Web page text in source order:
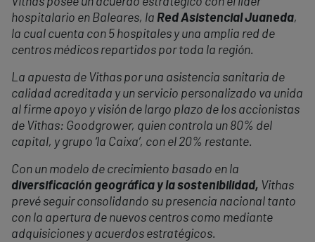
hospitalario en Baleares, la Red Asistencial Juaneda,
la cual cuenta con 5 hospitales y una amplia red de
centros médicos repartidos por toda la región.
La apuesta de Vithas por una asistencia sanitaria de
calidad acreditada y un servicio personalizado va unida
al firme apoyo y visión de largo plazo de los accionistas
de Vithas: Goodgrower, quien controla un 80% del
capital, y grupo ‘la Caixa’, con el 20% restante.
Con un modelo de crecimiento basado en la
diversificación geográfica y la sostenibilidad, Vithas
prevé seguir consolidando su presencia nacional tanto
con la apertura de nuevos centros como mediante
adquisiciones y acuerdos estratégicos.